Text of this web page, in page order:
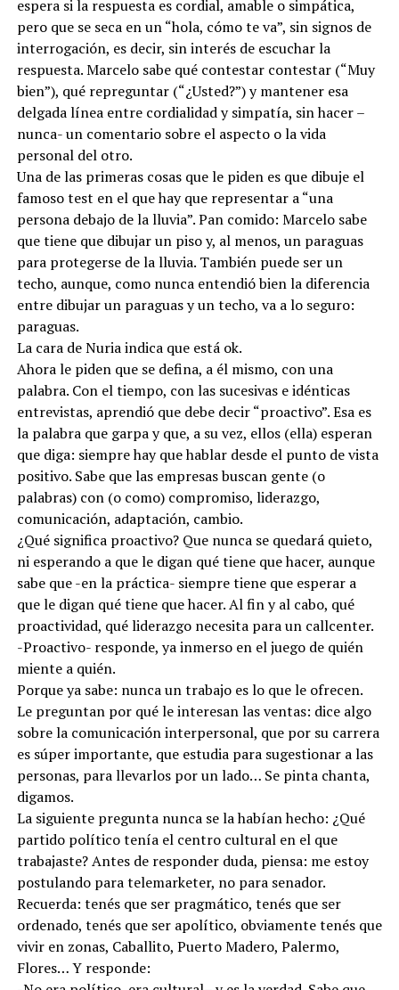
espera si la respuesta es cordial, amable o simpática,
pero que se seca en un “hola, cómo te va”, sin signos de
interrogación, es decir, sin interés de escuchar la
respuesta. Marcelo sabe qué contestar contestar (“Muy
bien”), qué repreguntar (“¿Usted?”) y mantener esa
delgada línea entre cordialidad y simpatía, sin hacer –
nunca- un comentario sobre el aspecto o la vida
personal del otro.
Una de las primeras cosas que le piden es que dibuje el
famoso test en el que hay que representar a “una
persona debajo de la lluvia”. Pan comido: Marcelo sabe
que tiene que dibujar un piso y, al menos, un paraguas
para protegerse de la lluvia. También puede ser un
techo, aunque, como nunca entendió bien la diferencia
entre dibujar un paraguas y un techo, va a lo seguro:
paraguas.
La cara de Nuria indica que está ok.
Ahora le piden que se defina, a él mismo, con una
palabra. Con el tiempo, con las sucesivas e idénticas
entrevistas, aprendió que debe decir “proactivo”. Esa es
la palabra que garpa y que, a su vez, ellos (ella) esperan
que diga: siempre hay que hablar desde el punto de vista
positivo. Sabe que las empresas buscan gente (o
palabras) con (o como) compromiso, liderazgo,
comunicación, adaptación, cambio.
¿Qué significa proactivo? Que nunca se quedará quieto,
ni esperando a que le digan qué tiene que hacer, aunque
sabe que -en la práctica- siempre tiene que esperar a
que le digan qué tiene que hacer. Al fin y al cabo, qué
proactividad, qué liderazgo necesita para un callcenter.
-Proactivo- responde, ya inmerso en el juego de quién
miente a quién.
Porque ya sabe: nunca un trabajo es lo que le ofrecen.
Le preguntan por qué le interesan las ventas: dice algo
sobre la comunicación interpersonal, que por su carrera
es súper importante, que estudia para sugestionar a las
personas, para llevarlos por un lado… Se pinta chanta,
digamos.
La siguiente pregunta nunca se la habían hecho: ¿Qué
partido político tenía el centro cultural en el que
trabajaste? Antes de responder duda, piensa: me estoy
postulando para telemarketer, no para senador.
Recuerda: tenés que ser pragmático, tenés que ser
ordenado, tenés que ser apolítico, obviamente tenés que
vivir en zonas, Caballito, Puerto Madero, Palermo,
Flores… Y responde: